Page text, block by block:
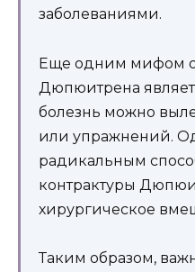
заболеваниями.
Еще одним мифом о
Дюпюитрена
болезнь можно
или упражнений.
радикальным
контрактуры
хирургическое
Таким образом,